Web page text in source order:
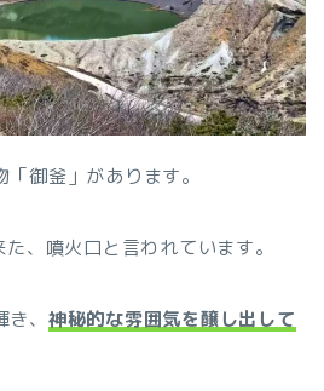
御釜」があります。
、噴火口と言われています。
、 神秘的な雰囲気を醸し出して